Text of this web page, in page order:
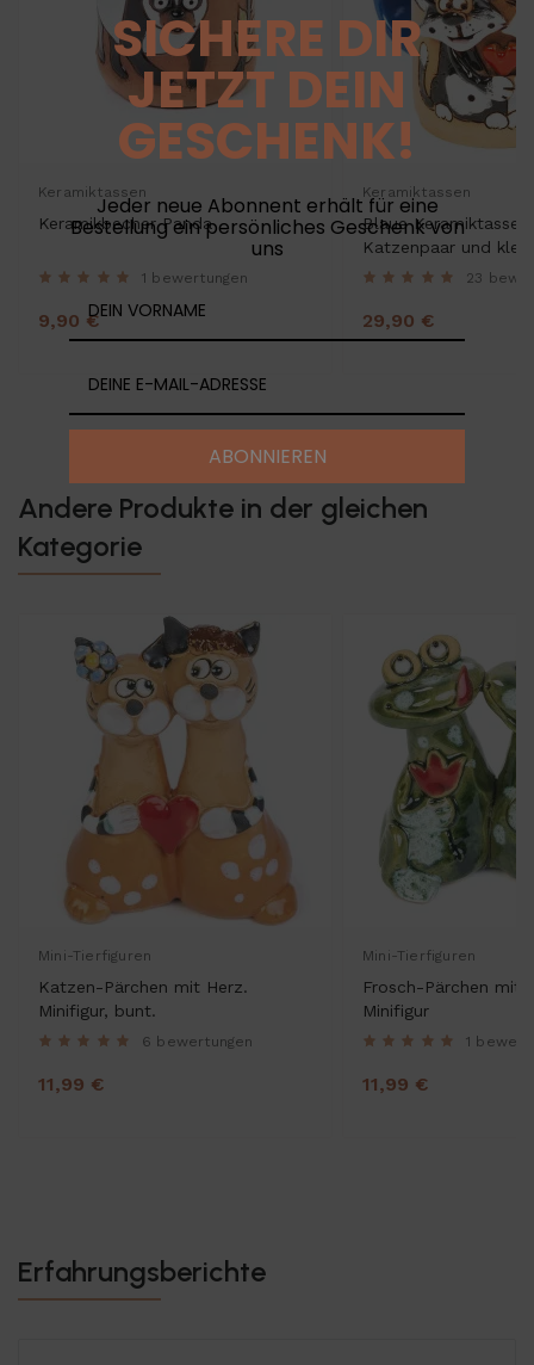
Keramiktassen
Keramikbecher Panda
1 bewertungen
9,90 €
Keramiktassen
Blaue Keramiktasse
Katzenpaar und
23
29,90 €
Andere Produkte in der gleichen
Kategorie
Mini-Tierfiguren
Katzen-Pärchen mit Herz.
Minifigur, bunt.
6 bewertungen
11,99 €
Mini-Tierfiguren
Frosch-Pärchen mit
Minifigur
1
11,99 €
Erfahrungsberichte
SICHERE DIR
JETZT DEIN
GESCHENK!
Jeder neue Abonnent erhält für eine
Bestellung ein persönliches Geschenk von
uns
ABONNIEREN